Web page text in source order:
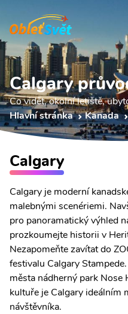
Calgary
Co vidět, okolní letiště,
Hlavní stránka
Kanada
Calgary
Calgary je moderní
malebnými scenériemi.
pro panoramatický výhled
prozkoumejte historii v
Nezapomeňte zavítat do
festivalu Calgary
města nádherný park
kultuře je Calgary ideálním
návštěvníka.